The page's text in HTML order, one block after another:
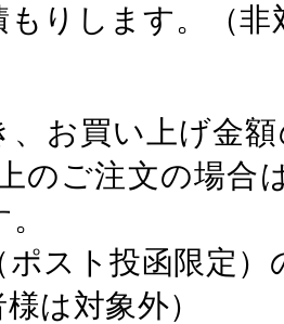
もりします。（非
、お買い上げ金
のご注文の場合
ポスト投函限定
は対象外）